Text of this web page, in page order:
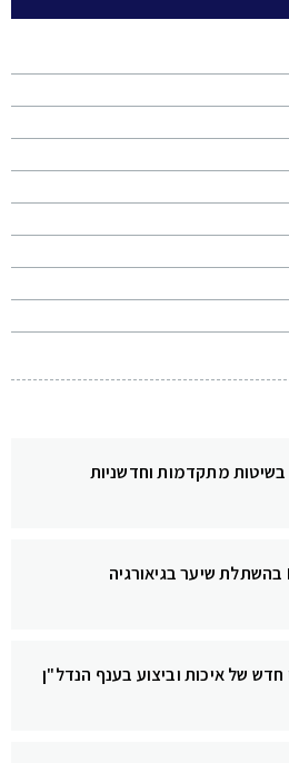
בשיטות מתקדמות וחדשניות
של איכות וביצוע בענף הנדל"ן